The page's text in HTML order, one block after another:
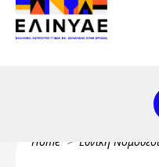
Skip to main content
Header Top 2
Header Top
Breadcrumb
Home Εθνική